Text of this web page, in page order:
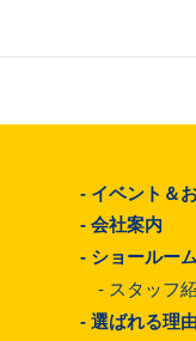
- イベント＆
-会社案内
- ショールー
- スタッフ
-選ばれる理